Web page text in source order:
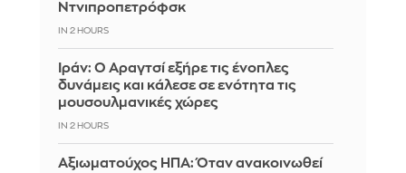
Ντνιπροπετρόφσκ
IN 2 HOURS
Ιράν: Ο Αραγτσί εξήρε τις ένοπλες
δυνάμεις και κάλεσε σε ενότητα τις
μουσουλμανικές χώρες
IN 2 HOURS
Αξιωματούχος ΗΠΑ: Όταν ανακοινωθεί